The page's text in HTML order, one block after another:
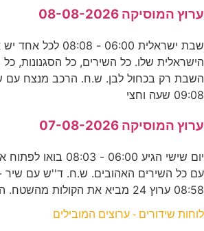
ערוץ המוסיקה 08-08-2026
שבת ישראלית 06:00 -
הישראלית שלו. כל השירים, כל הסגנונות,
09:08 שעה וחצי
ערוץ המוסיקה 07-08-2026
08:58 ערוץ 24 מביא את הקולות מהשטח. החיילים שלנו מקדישים
לוחות שידורים - ערוצים המובילים